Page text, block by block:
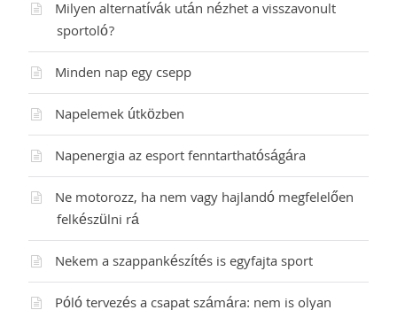
Milyen alternatívák után nézhet a visszavonult
sportoló?
Minden nap egy csepp
Napelemek útközben
Napenergia az esport fenntarthatóságára
Ne motorozz, ha nem vagy hajlandó megfelelően
felkészülni rá
Nekem a szappankészítés is egyfajta sport
Póló tervezés a csapat számára: nem is olyan